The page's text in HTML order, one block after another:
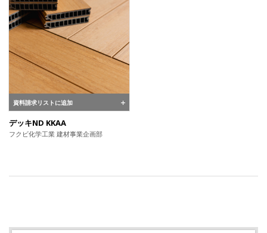
資料請求リストに追加
デッキND KKAA
フクビ化学工業 建材事業企画部